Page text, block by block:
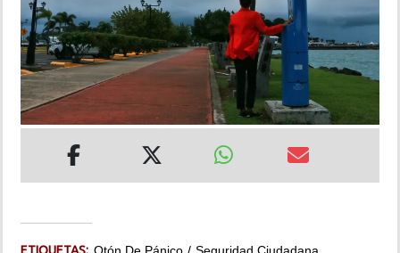
INSÓLITAS
MULTIMEDIA
IMPRESO